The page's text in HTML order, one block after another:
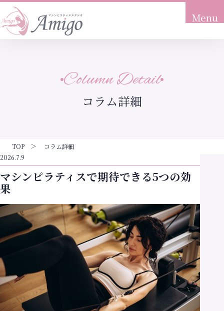
当店について
体験の流れ
アクセス
Access
店舗案内
Store
Menu
Column Detail
コラム詳細
TOP
コラム詳細
2026.7.9
マシンピラティスで期待できる5つの効
果